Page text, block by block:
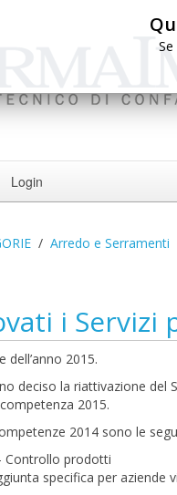
Login
Arredo e Serramenti
i
2015.
deciso la riattivazione del
2015.
2014 sono le
Controllo prodotti
specifica per aziende